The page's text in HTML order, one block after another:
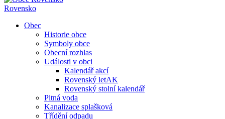
Rovensko
Obec
Historie obce
Symboly obce
Obecní rozhlas
Události v obci
Kalendář akcí
Rovenský letAK
Rovenský stolní kalendář
Pitná voda
Kanalizace splašková
Třídění odpadu